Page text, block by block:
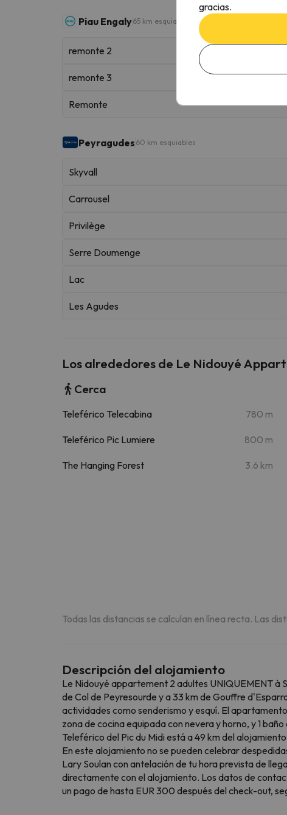
Piau Engaly65 km esquiables
remonte 2
remonte 3
Remonte
Peyragudes 60 km esquiables
Skyvall
Carrousel
Privilège
Serre Doumenge
Lac
Les Agudes
Los alrededores de Le Nidouyé
Cerca
Teleférico Telecabina 780 m
Teleférico Pic Lumiere 800 m
The Hanging Forest 3.6 km
Todas las distancias se calculan en línea recta. Las
Descripción del alojamiento
Le Nidouyé appartement 2 adultes UNIQUEMENT à
de Col de Peyresourde y a 33 km de Gouffre
actividades como senderismo y esquí. El
zona de cocina equipada con nevera y horno, y 1
Teleférico del Pic du Midi está a 49 km del
En este alojamiento no se pueden celebrar
Lary Soulan con antelación de tu hora prevista de
directamente con el alojamiento. Los datos de
un pago de hasta EUR 300 después del check-out,
gracias.